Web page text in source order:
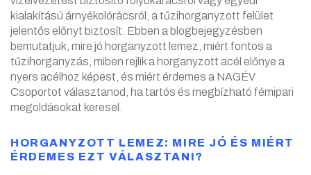
kialakítású árnyékolórácsról, a tűzihorganyzott felület
jelentős előnyt biztosít. Ebben a blogbejegyzésben
bemutatjuk, mire jó horganyzott lemez, miért fontos a
tűzihorganyzás, miben rejlik a horganyzott acél előnye a
nyers acélhoz képest, és miért érdemes a NAGÉV
Csoportot választanod, ha tartós és megbízható fémipari
megoldásokat keresel.
HORGANYZOTT LEMEZ: MIRE JÓ ÉS MIÉRT
ÉRDEMES EZT VÁLASZTANI?